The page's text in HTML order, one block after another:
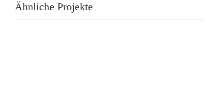
Ähnliche Projekte